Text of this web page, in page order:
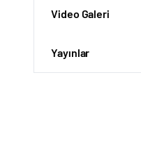
Video Galeri
Yayınlar